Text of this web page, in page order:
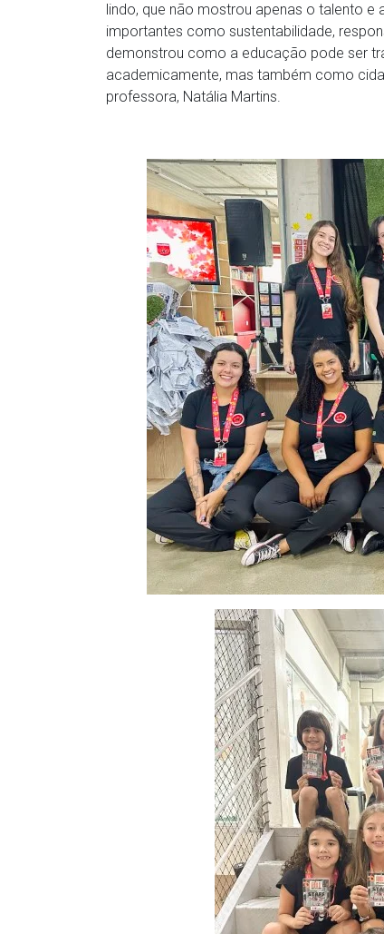
lindo, que não mostrou apenas o talento
importantes como sustentabilidade,
demonstrou como a educação pode ser
academicamente, mas também como
professora, Natália Martins.